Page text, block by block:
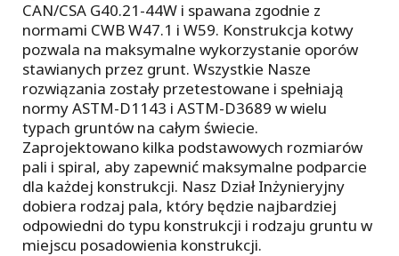
CAN/CSA G40.21-44W i spawana zgodnie z
normami CWB W47.1 i W59. Konstrukcja kotwy
pozwala na maksymalne wykorzystanie oporów
stawianych przez grunt. Wszystkie Nasze
rozwiązania zostały przetestowane i spełniają
normy ASTM-D1143 i ASTM-D3689 w wielu
typach gruntów na całym świecie.
Zaprojektowano kilka podstawowych rozmiarów
pali i spiral, aby zapewnić maksymalne podparcie
dla każdej konstrukcji. Nasz Dział Inżynieryjny
dobiera rodzaj pala, który będzie najbardziej
odpowiedni do typu konstrukcji i rodzaju gruntu w
miejscu posadowienia konstrukcji.